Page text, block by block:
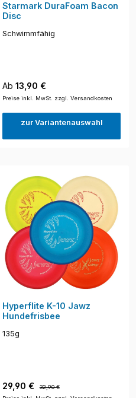
Starmark DuraFoam Bacon
Disc
Schwimmfähig
Regulärer Preis:
Ab 13,90 €
Preise inkl. MwSt. zzgl. Versandkosten
zur Variantenauswahl
Hyperflite K-10 Jawz
Hundefrisbee
135g
Verkaufspreis:
29,90 €
32,90 €